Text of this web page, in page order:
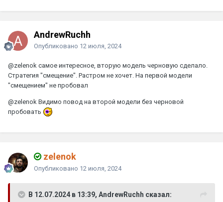
AndrewRuchh
Опубликовано 12 июля, 2024
@zelenok самое интересное, вторую модель черновую сделало.
Стратегия "смещение". Растром не хочет. На первой модели
"смещением" не пробовал
@zelenok Видимо повод на второй модели без черновой
пробовать
zelenok
Опубликовано 12 июля, 2024
В 12.07.2024 в 13:39, AndrewRuchh сказал: